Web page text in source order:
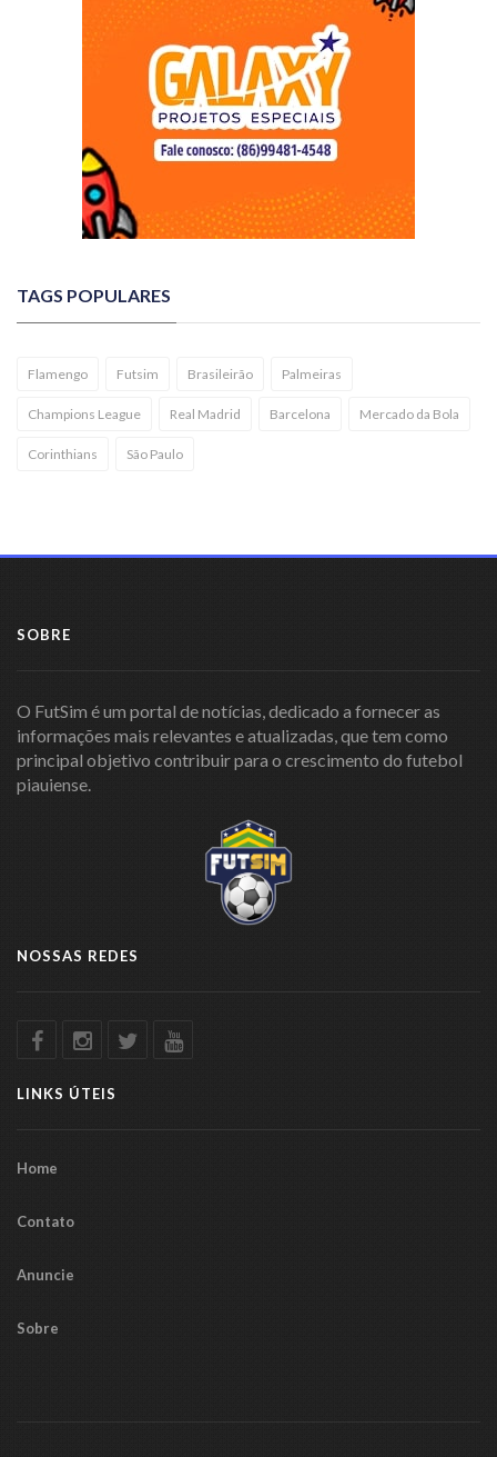
TAGS POPULARES
Flamengo Futsim Brasileirão Palmeiras
Champions League Real Madrid Barcelona Mercado da Bola
Corinthians São Paulo
SOBRE
O FutSim é um portal de notícias, dedicado a fornecer as
informações mais relevantes e atualizadas, que tem como
principal objetivo contribuir para o crescimento do futebol
piauiense.
NOSSAS REDES
LINKS ÚTEIS
Home
Contato
Anuncie
Sobre